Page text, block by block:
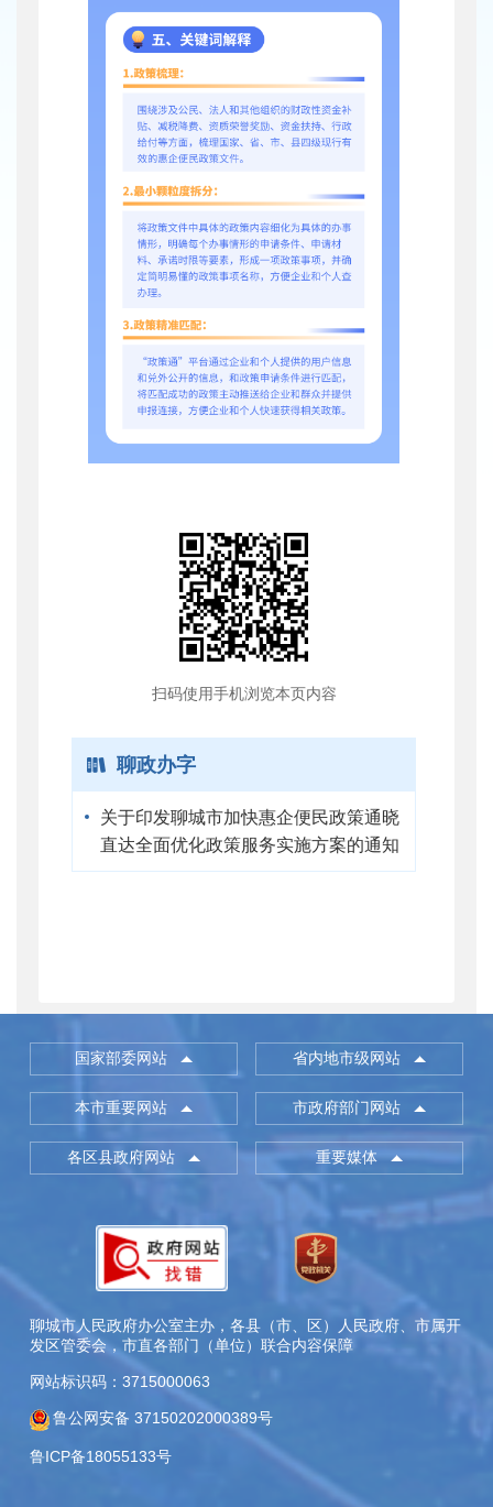
扫码使用手机浏览本页内容
聊政办字
关于印发聊城市加快惠企便民政策通晓
直达全面优化政策服务实施方案的通知
国家部委网站 省内地市级网站
本市重要网站 市政府部门网站
各区县政府网站 重要媒体
聊城市人民政府办公室主办，各县（市、区）人民政府、市属开
发区管委会，市直各部门（单位）联合内容保障
网站标识码：3715000063
鲁公网安备 37150202000389号
鲁ICP备18055133号